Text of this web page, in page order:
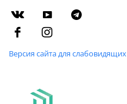
Версия сайта для слабовидящих